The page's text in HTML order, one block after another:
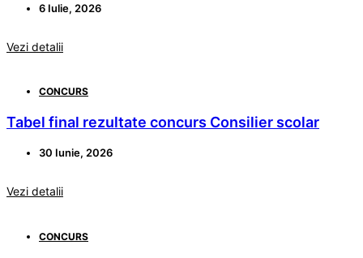
6 Iulie, 2026
Vezi detalii
CONCURS
Tabel final rezultate concurs Consilier scolar
30 Iunie, 2026
Vezi detalii
CONCURS